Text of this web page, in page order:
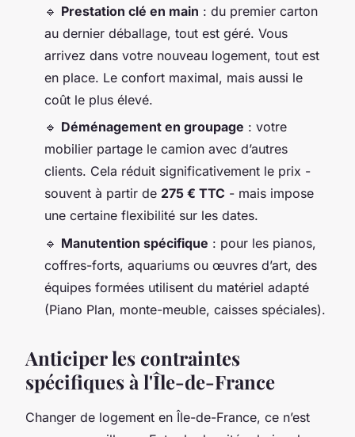
🔹 Prestation clé en main : du premier carton
au dernier déballage, tout est géré. Vous
arrivez dans votre nouveau logement, tout est
en place. Le confort maximal, mais aussi le
coût le plus élevé.
🔹 Déménagement en groupage : votre
mobilier partage le camion avec d’autres
clients. Cela réduit significativement le prix -
souvent à partir de 275 € TTC - mais impose
une certaine flexibilité sur les dates.
🔹 Manutention spécifique : pour les pianos,
coffres-forts, aquariums ou œuvres d’art, des
équipes formées utilisent du matériel adapté
(Piano Plan, monte-meuble, caisses spéciales).
Anticiper les contraintes
spécifiques à l'Île-de-France
Changer de logement en Île-de-France, ce n’est